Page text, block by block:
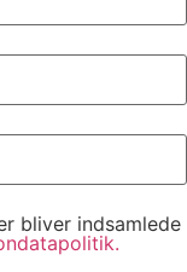
bliver indsamlede